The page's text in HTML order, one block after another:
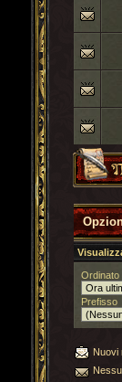
Ordinato
Prefisso
Nuovi